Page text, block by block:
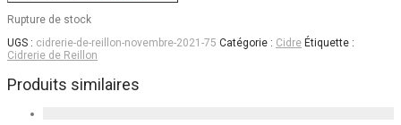
Rupture de stock
UGS : cidrerie-de-reillon-novembre-2021-75 Catégorie : Cidre Étiquette :
Cidrerie de Reillon
Produits similaires